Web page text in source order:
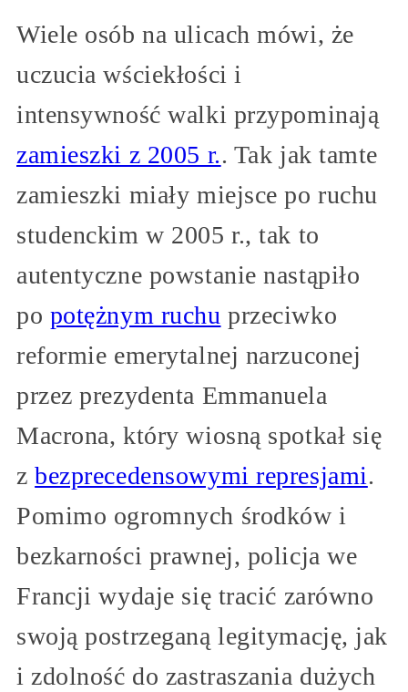
Wiele osób na ulicach mówi, że
uczucia wściekłości i
intensywność walki przypominają
zamieszki z 2005 r.. Tak jak tamte
zamieszki miały miejsce po ruchu
studenckim w 2005 r., tak to
autentyczne powstanie nastąpiło
po potężnym ruchu przeciwko
reformie emerytalnej narzuconej
przez prezydenta Emmanuela
Macrona, który wiosną spotkał się
zbezprecedensowymi represjami.
Pomimo ogromnych środków i
bezkarności prawnej, policja we
Francji wydaje się tracić zarówno
swoją postrzeganą legitymację, jak
i zdolność do zastraszania dużych